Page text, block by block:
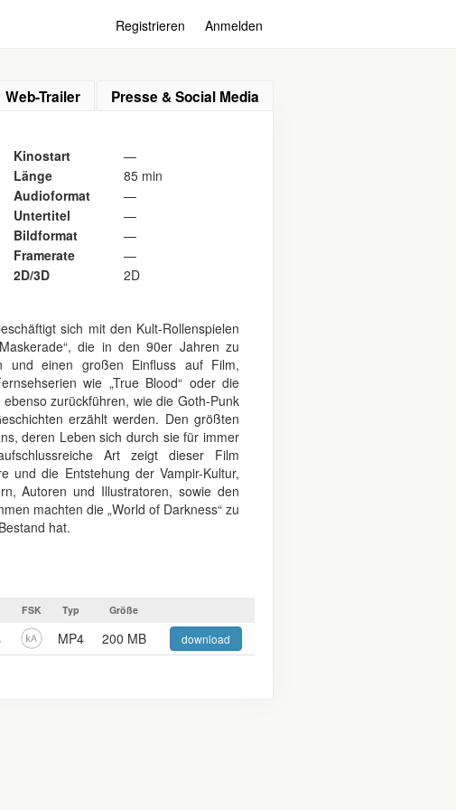
Registrieren Anmelden
Web-Trailer Presse & Social Media
Kinostart
—
Länge
85 min
Audioformat
—
Untertitel
—
Bildformat
—
Framerate
—
2D/3D
2D
sich mit den Kult-Rollenspielen
die in den 90er Jahren zu
und einen großen Einfluss auf Film,
wie „True Blood“ oder die
zurückführen, wie die Goth-Punk
erzählt werden. Den größten
deren Leben sich durch sie für immer
Art zeigt dieser Film
und die Entstehung der Vampir-Kultur,
Autoren und Illustratoren, sowie den
machten die „World of Darkness“ zu
hat.
FSK Typ Größe
MP4 200 MB download